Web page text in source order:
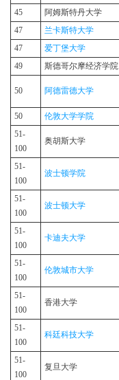
45
阿姆斯特丹大学
47
兰卡斯特大学
47
爱丁堡大学
49
斯德哥尔摩经济学院
50 阿德雷德大学
50
伦敦大学学院
51-
100
奥胡斯大学
51-
100
波士顿学院
51-
100
波士顿大学
51-
100
卡迪夫大学
51-
100
伦敦城市大学
51-
100
香港大学
51-
100
科廷科技大学
51-
100
复旦大学